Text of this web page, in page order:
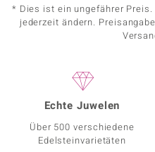
* Dies ist ein ungefährer
jederzeit ändern.
Echte Juwelen
Über 500 verschiedene
Edelsteinvarietäten